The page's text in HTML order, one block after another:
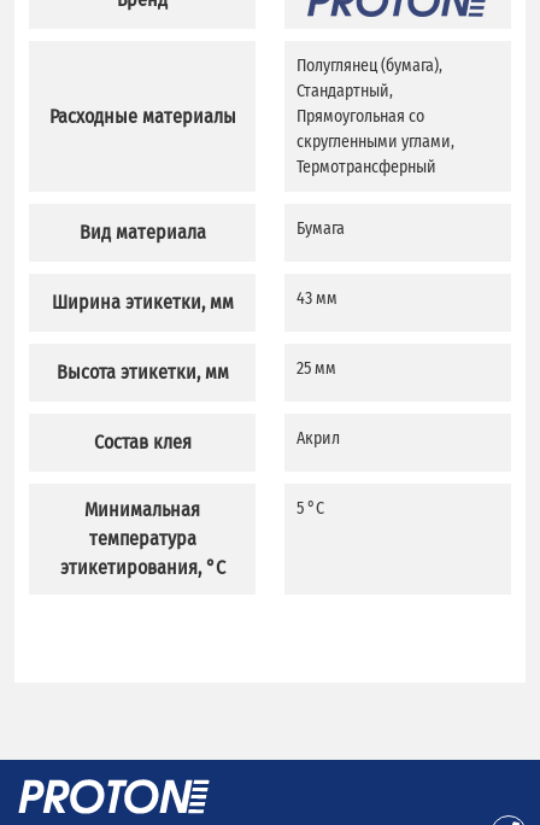
Расходные материалы
Вид материала
Ширина этикетки, мм
Высота этикетки, мм
Состав клея
Минимальная
температура
этикетирования, °C
Полуглянец (бумага),
Стандартный,
Прямоугольная со
скругленными углами,
Термотрансферный
Бумага
43 мм
25 мм
Акрил
5 °C